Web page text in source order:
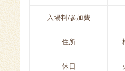
入場料/参加費
住所
休日